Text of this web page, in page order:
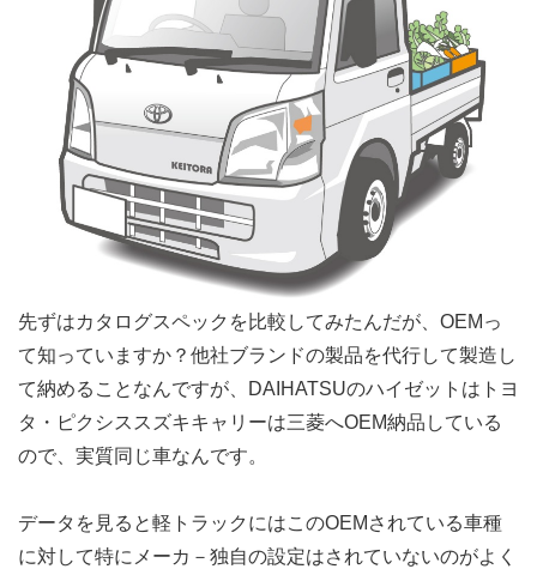
先ずはカタログスペックを比較してみたんだが、OEMっ
て知っていますか？他社ブランドの製品を代行して製造し
て納めることなんですが、DAIHATSUのハイゼットはトヨ
タ・ピクシススズキキャリーは三菱へOEM納品している
ので、実質同じ車なんです。
データを見ると軽トラックにはこのOEMされている車種
に対して特にメーカ－独自の設定はされていないのがよく